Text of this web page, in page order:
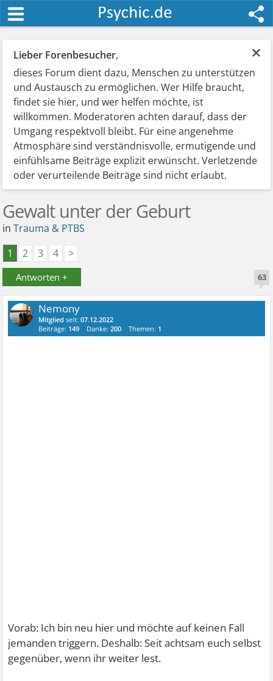
×
Lieber Forenbesucher,
dieses Forum dient dazu, Menschen zu unterstützen
und Austausch zu ermöglichen. Wer Hilfe braucht,
findet sie hier, und wer helfen möchte, ist
willkommen. Moderatoren achten darauf, dass der
Umgang respektvoll bleibt. Für eine angenehme
Atmosphäre sind verständnisvolle, ermutigende und
einfühlsame Beiträge explizit erwünscht. Verletzende
oder verurteilende Beiträge sind nicht erlaubt.
Gewalt unter der Geburt
inTrauma & PTBS
1
2 3 4 >
Antworten + 63
Nemony
Mitglied seit:07.12.2022
Beiträge: 149 Danke:200 Themen: 1
Vorab: Ich bin neu hier und möchte auf keinen Fall
jemanden triggern. Deshalb: Seit achtsam euch selbst
gegenüber, wenn ihr weiter lest.